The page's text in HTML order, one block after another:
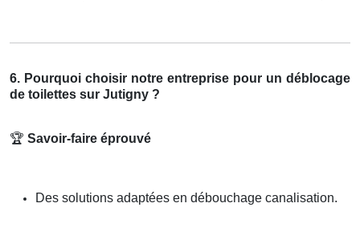
6. Pourquoi choisir notre entreprise pour un déblocage
de toilettes sur Jutigny ?
🏆 Savoir-faire éprouvé
Des solutions adaptées en débouchage canalisation.